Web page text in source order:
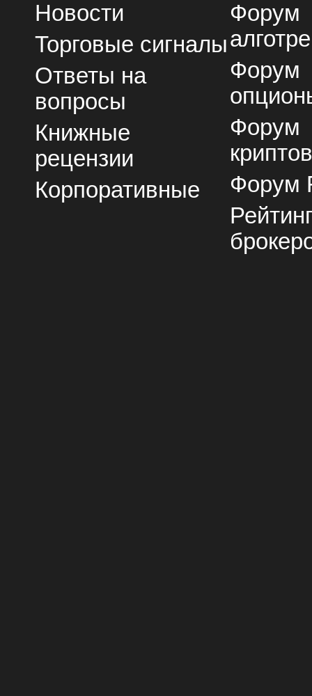
Новости
Торговые сигналы
Ответы на
вопросы
Книжные
рецензии
Корпоративные
Форум
Форум
Форум
Форум